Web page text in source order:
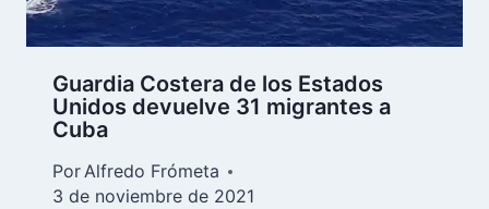
Guardia Costera de los Estados
Unidos devuelve 31 migrantes a
Cuba
PorAlfredo Frómeta
3 de noviembre de 2021